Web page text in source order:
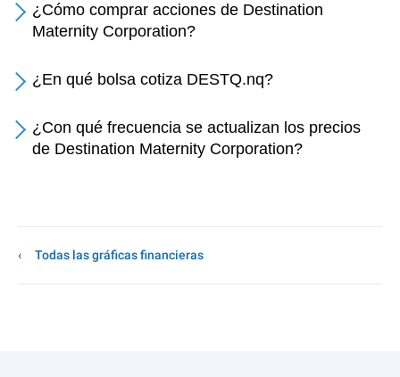
¿Cómo comprar acciones de Destination
Maternity Corporation?
¿En qué bolsa cotiza DESTQ.nq?
¿Con qué frecuencia se actualizan los precios
de Destination Maternity Corporation?
Todas las gráficas financieras